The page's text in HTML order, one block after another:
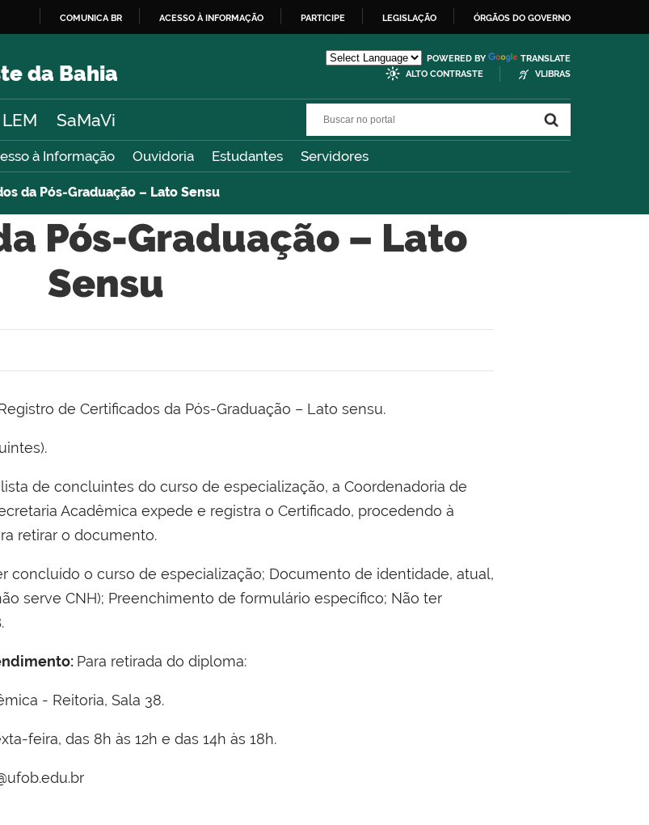
O
COMUNICA BR ACESSO À INFORMAÇÃO PARTICIPE LEGISLAÇÃO ÓRGÃOS DO GOVERNO
da Bahia
POWERED BY
TRANSLATE
ALTO CONTRASTE
VLIBRAS
LEM SaMaVi
à Informação Ouvidoria Estudantes Servidores
da Pós-Graduação – Lato Sensu
Pós-Graduação – Lato
Sensu
de Certificados da Pós-Graduação – Lato sensu.
de concluintes do curso de especialização, a Coordenadoria de
Acadêmica expede e registra o Certificado, procedendo à
retirar o documento.
concluído o curso de especialização; Documento de identidade, atual,
serve CNH); Preenchimento de formulário específico; Não ter
Para retirada do diploma:
- Reitoria, Sala 38.
feira, das 8h às 12h e das 14h às 18h.